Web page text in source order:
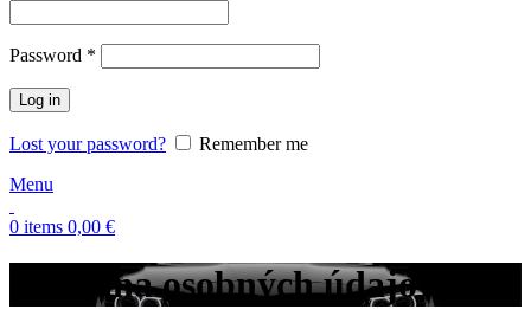
Password *
Log in
Lost your password?
Remember me
Menu
0 items 0,00 €
Ochrana osobných údajov